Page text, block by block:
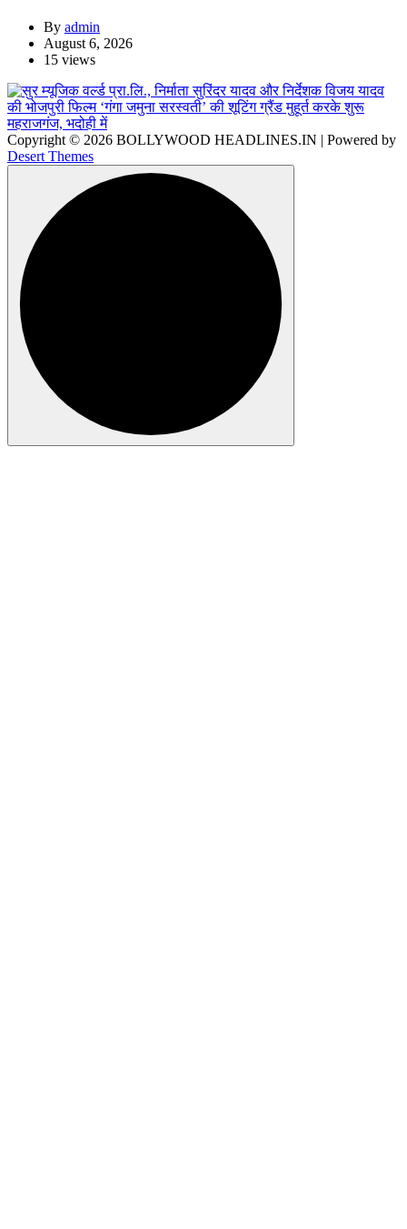
By admin
August 6, 2026
15 views
Copyright © 2026 BOLLYWOOD HEADLINES.IN | Powered by
Desert Themes